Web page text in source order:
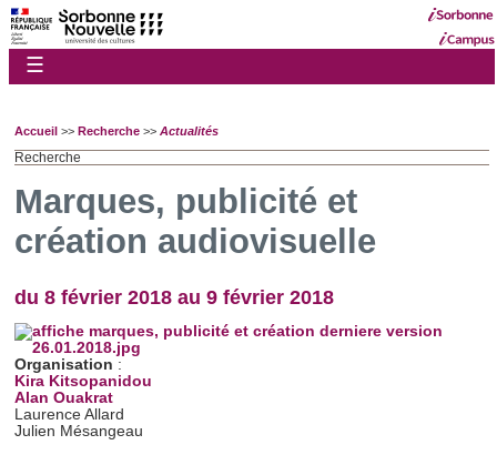
☰
Accueil >> Recherche >> Actualités
Recherche
Marques, publicité et
création audiovisuelle
du 8 février 2018 au 9 février 2018
Organisation :
Kira Kitsopanidou
Alan Ouakrat
Laurence Allard
Julien Mésangeau